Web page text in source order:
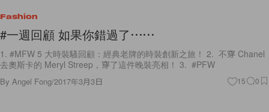
Fashion
#一週回顧 如果你錯過了⋯⋯
1. #MFW 5 大時裝騷回顧：經典老牌的時裝創新之旅！ 2. 不穿 Chanel
去奧斯卡的 Meryl Streep，穿了這件晚裝亮相！ 3. #PFW
By Angel Fong/2017年3月3日 15 0